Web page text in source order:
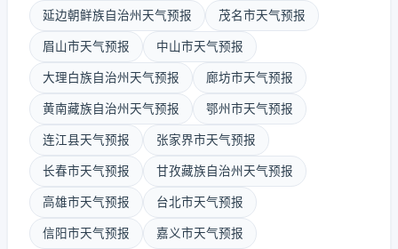
延边朝鲜族自治州天气预报 茂名市天气预报
眉山市天气预报 中山市天气预报
大理白族自治州天气预报 廊坊市天气预报
黄南藏族自治州天气预报 鄂州市天气预报
连江县天气预报 张家界市天气预报
长春市天气预报 甘孜藏族自治州天气预报
高雄市天气预报 台北市天气预报
信阳市天气预报 嘉义市天气预报